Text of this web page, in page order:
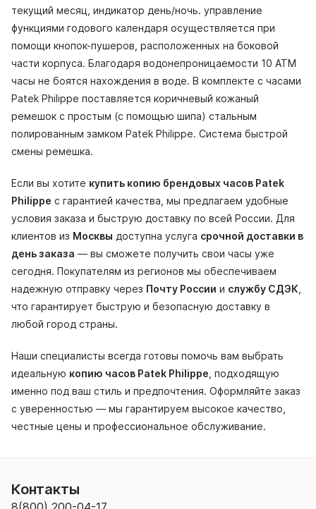
текущий месяц, индикатор день/ночь. управление
функциями годового календаря осуществляется при
помощи кнопок-пушеров, расположенных на боковой
части корпуса. Благодаря водонепроницаемости 10 АТМ
часы не боятся нахождения в воде. В комплекте с часами
Patek Philippe поставляется коричневый кожаный
ремешок с простым (с помощью шипа) стальным
полированным замком Patek Philippe. Система быстрой
смены ремешка.
Если вы хотите купить копию брендовых часов Patek
Philippe с гарантией качества, мы предлагаем удобные
условия заказа и быструю доставку по всей России. Для
клиентов из Москвы доступна услуга срочной доставки в
день заказа — вы сможете получить свои часы уже
сегодня. Покупателям из регионов мы обеспечиваем
надежную отправку через Почту России и службу СДЭК
что гарантирует быструю и безопасную доставку в
любой город страны.
Наши специалисты всегда готовы помочь вам выбрать
идеальную копию часов Patek Philippe , подходящую
именно под ваш стиль и предпочтения. Оформляйте заказ
с уверенностью — мы гарантируем высокое качество,
честные цены и профессиональное обслуживание.
Контакты